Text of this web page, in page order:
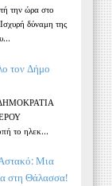
την ώρα στο
δύναμη της
τον Δήμο
το ηλεκ...
Μια
στη Θάλασσα!